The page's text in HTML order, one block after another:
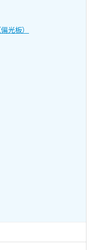
光板）